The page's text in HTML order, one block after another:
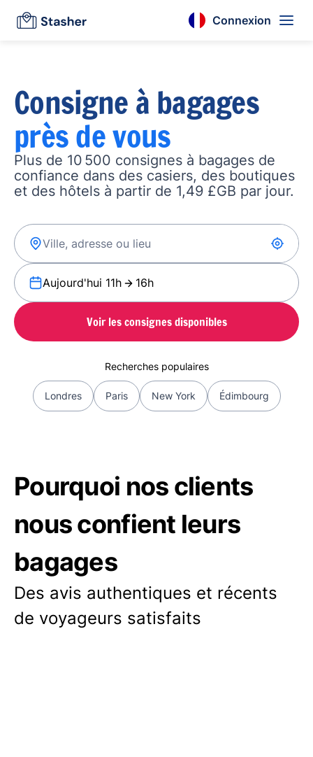
Connexion
Consigne à bagages
près de vous
Plus de 10 500 consignes à bagages de
confiance dans des casiers, des boutiques
et des hôtels à partir de 1,49 £GB par jour.
Aujourd'hui 11h 16h
Voir les consignes disponibles
Recherches populaires
Londres Paris New York Édimbourg
Pourquoi nos clients
nous confient leurs
bagages
Des avis authentiques et récents
de voyageurs satisfaits